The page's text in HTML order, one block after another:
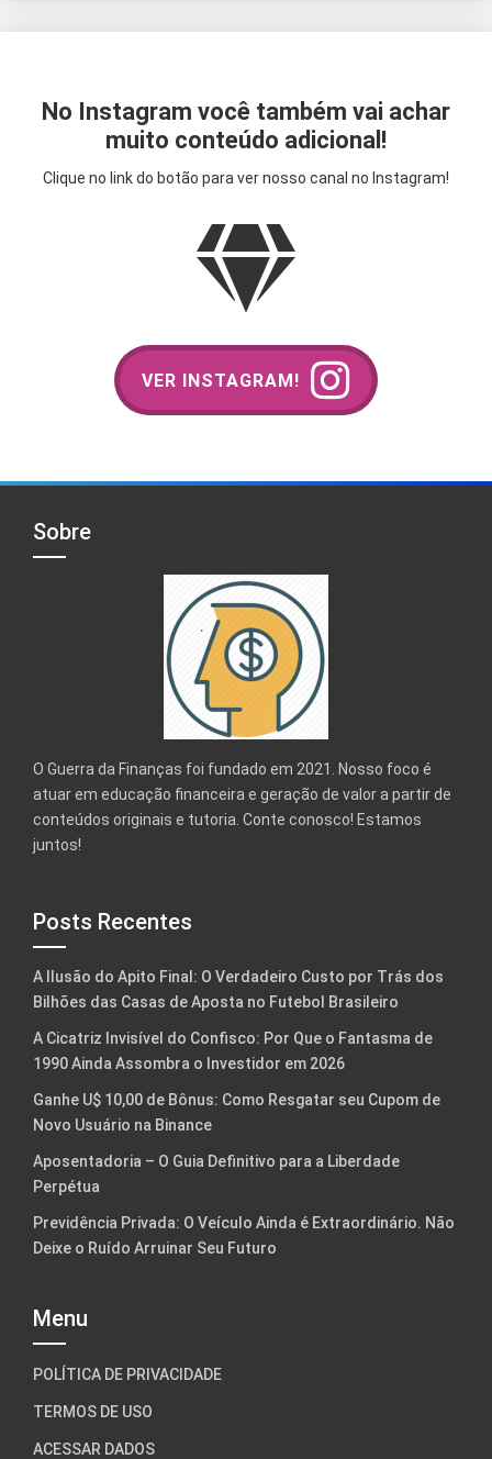
No Instagram você também vai achar
muito conteúdo adicional!
Clique no link do botão para ver nosso canal no Instagram!
VER INSTAGRAM!
Sobre
O Guerra da Finanças foi fundado em 2021. Nosso foco é
atuar em educação financeira e geração de valor a partir de
conteúdos originais e tutoria. Conte conosco! Estamos
juntos!
Posts Recentes
A Ilusão do Apito Final: O Verdadeiro Custo por Trás dos
Bilhões das Casas de Aposta no Futebol Brasileiro
A Cicatriz Invisível do Confisco: Por Que o Fantasma de
1990 Ainda Assombra o Investidor em 2026
Ganhe U$ 10,00 de Bônus: Como Resgatar seu Cupom de
Novo Usuário na Binance
Aposentadoria – O Guia Definitivo para a Liberdade
Perpétua
Previdência Privada: O Veículo Ainda é Extraordinário. Não
Deixe o Ruído Arruinar Seu Futuro
Menu
POLÍTICA DE PRIVACIDADE
TERMOS DE USO
ACESSAR DADOS